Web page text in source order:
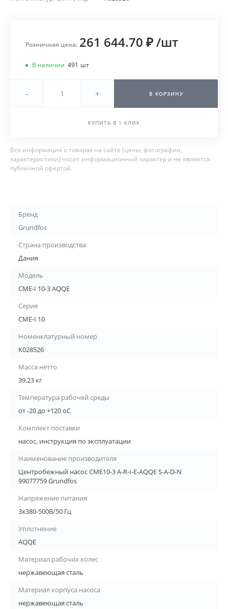
Розничная цена: 261 644.70 ₽/шт
В наличии 491 шт
- + В КОРЗИНУ
КУПИТЬ В 1 КЛИК
Вся информация о товарах на сайте (цены, фотографии,
характеристики) носит информационный характер и не является
публичной офертой.
Бренд
Grundfos
Страна производства
Дания
Модель
CME-I 10-3 AQQE
Серия
CME-I 10
Номенклатурный номер
К028526
Масса нетто
39.23 кг
Температура рабочей среды
от -20 до +120 oC
Комплект поставки
насос, инструкция по эксплуатации
Наименование производителя
Центробежный насос CME10-3 A-R-I-E-AQQE S-A-D-N
99077759 Grundfos
Напряжение питания
3х380-500В/50 Гц
Уплотнение
AQQE
Материал рабочих колес
нержавеющая сталь
Материал корпуса насоса
нержавеющая сталь